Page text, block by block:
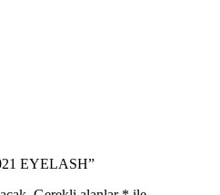
EYELASH”